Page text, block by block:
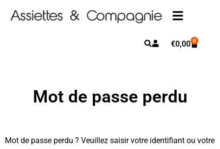
€0,00 0
Mot de passe perdu
Mot de passe perdu ? Veuillez saisir votre identifiant ou votre